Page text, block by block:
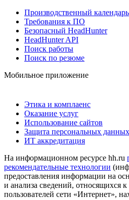
Производственный календарь
Требования к ПО
Безопасный HeadHunter
HeadHunter API
Поиск работы
Поиск по резюме
Мобильное приложение
Этика и комплаенс
Оказание услуг
Использование сайтов
Защита персональных данных
ИТ аккредитация
На информационном ресурсе hh.ru
рекомендательные технологии
предоставления информации на
и анализа сведений, относящихся
пользователей сети «Интернет»,